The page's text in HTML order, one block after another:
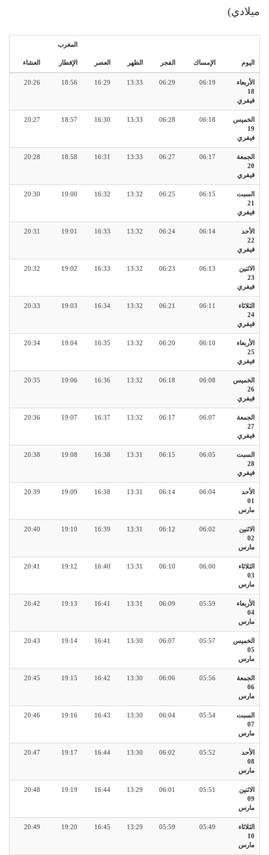
ميلادي)
اليوم الإمساك الفجر الظهر العصر
المغرب
الإفطار العشاء
الأربعاء
18
فيفري
06:19
06:29
13:33
16:29
18:56
20:26
الخميس
19
فيفري
06:18
06:28
13:33
16:30
18:57
20:27
الجمعة
20
فيفري
06:17
06:27
13:33
16:31
18:58
20:28
السبت
21
فيفري
06:15
06:25
13:32
16:32
19:00
20:30
الأحد
22
فيفري
06:14
06:24
13:32
16:33
19:01
20:31
الاثنين
23
فيفري
06:13
06:23
13:32
16:33
19:02
20:32
الثلاثاء
24
فيفري
06:11
06:21
13:32
16:34
19:03
20:33
الأربعاء
25
فيفري
06:10
06:20
13:32
16:35
19:04
20:34
الخميس
26
فيفري
06:08
06:18
13:32
16:36
19:06
20:35
الجمعة
27
فيفري
06:07
06:17
13:32
16:37
19:07
20:36
السبت
28
فيفري
06:05
06:15
13:31
16:38
19:08
20:38
الأحد
01
مارس
06:04
06:14
13:31
16:38
19:09
20:39
الاثنين
02
مارس
06:02
06:12
13:31
16:39
19:10
20:40
الثلاثاء
03
مارس
06:00
06:10
13:31
16:40
19:12
20:41
الأربعاء
04
مارس
05:59
06:09
13:31
16:41
19:13
20:42
الخميس
05
مارس
05:57
06:07
13:30
16:41
19:14
20:43
الجمعة
06
مارس
05:56
06:06
13:30
16:42
19:15
20:45
السبت
07
مارس
05:54
06:04
13:30
16:43
19:16
20:46
الأحد
08
مارس
05:52
06:02
13:30
16:44
19:17
20:47
الاثنين
09
مارس
05:51
06:01
13:29
16:44
19:19
20:48
الثلاثاء
10
مارس
05:49
05:59
13:29
16:45
19:20
20:49